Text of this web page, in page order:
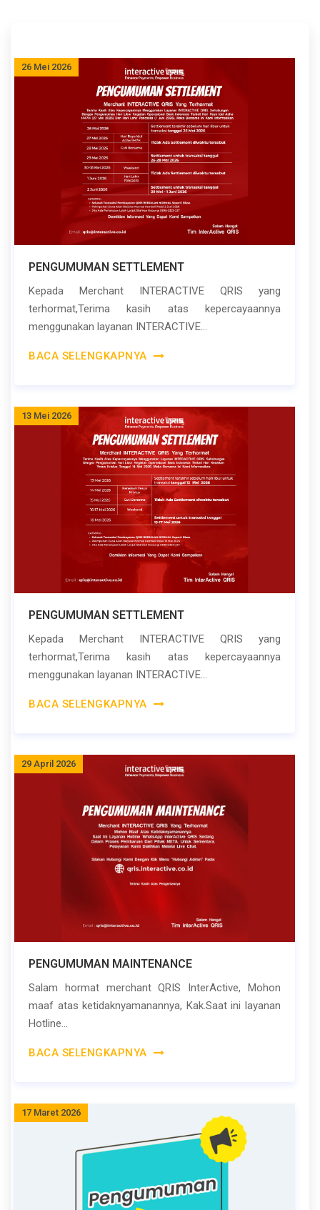
26 Mei 2026
PENGUMUMAN SETTLEMENT
Kepada Merchant INTERACTIVE QRIS yang
terhormat,Terima kasih atas kepercayaannya
menggunakan layanan INTERACTIVE...
BACA SELENGKAPNYA
13 Mei 2026
PENGUMUMAN SETTLEMENT
Kepada Merchant INTERACTIVE QRIS yang
terhormat,Terima kasih atas kepercayaannya
menggunakan layanan INTERACTIVE...
BACA SELENGKAPNYA
29 April 2026
PENGUMUMAN MAINTENANCE
Salam hormat merchant QRIS InterActive, Mohon
maaf atas ketidaknyamanannya, Kak.Saat ini layanan
Hotline...
BACA SELENGKAPNYA
17 Maret 2026